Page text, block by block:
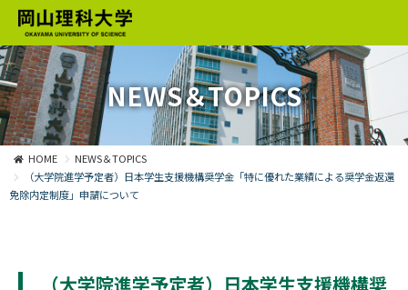
NEWS＆TOPICS
HOME
NEWS＆TOPICS
（大学院進学予定者）日本学生支援機構奨学金「特に優れた業績による奨学金返還
免除内定制度」申請について
（大学院進学予定者）日本学生支援機構奨